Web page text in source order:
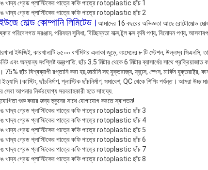
মোল্ড কোম্পানি লিমিটেড। আমাদের 16 বছরের অভিজ্ঞতা আছে রোটোমোল্ড মোল্ড
পরিবেশগত সরঞ্জাম, পরিবহন সুবিধা, বিচ্ছিন্নতা বাক্স,টুল বক্স কৃষি পণ্য, বিনোদন পণ্য,
ইউজিই, কারখানাটি ৬৫০০ বর্গমিটার এলাকা জুড়ে, লংমেনের ৮ টি স্টেশন, উল্লম্ব সিএনসি,
এবং অন্যান্য সংশ্লিষ্ট যন্ত্রপাতি. ছাঁচ 3.5 মিটার থেকে 6 মিটার ব্যাসার্ধের সাথে
ছাঁচ বিশ্বব্যাপী রপ্তানি করা হয়,জার্মানি সহ যুক্তরাজ্য, ফ্রান্স, স্পেন, মার্কিন যুক্তরাষ্ট্র,
ছাঁচনির্মাণ, প্লাস্টিক ছাঁচনির্মাণ, সমাবেশ, QC থেকে শিপিং পর্যন্ত। আমরা উচ্চ
আপনার নির্ভরযোগ্য সরবরাহকারী হতে সাহায্য.
শুরু করার জন্য হুকুনের সাথে যোগাযোগ করতে স্বাগতম!